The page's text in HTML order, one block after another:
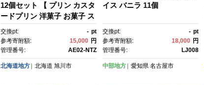
12個セット 【 プリン カスタ
ードプリン 洋菓子 お菓子 ス
イーツ デザート 北海道 】 _
00104
交換pt: - pt
参考寄附額:
15,000 円
管理番号:
AE02-NTZ
北海道地方 北海道 旭川市
イス バニラ 11個
交換pt: - pt
参考寄附額:
18,000 円
管理番号:
LJ008
中部地方 愛知県 名古屋市